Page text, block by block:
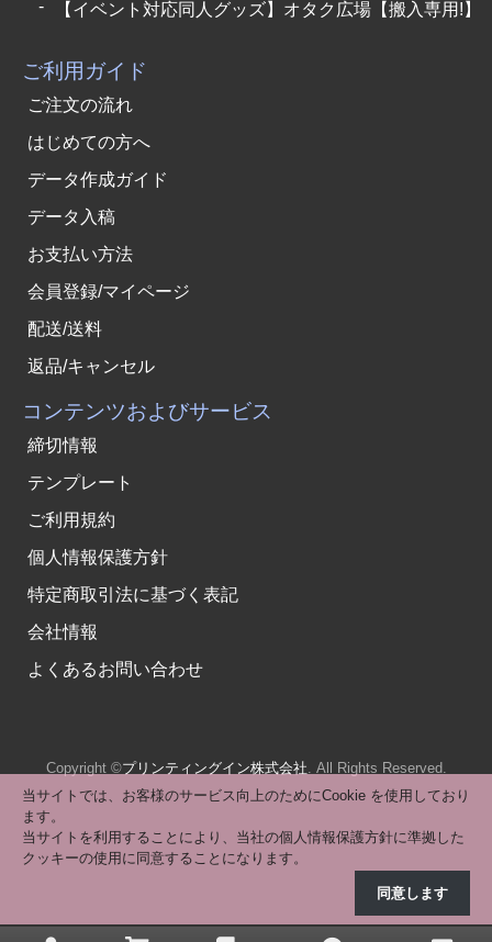
【イベント対応同人グッズ】オタク広場【搬入専用!】
ご利用ガイド
ご注文の流れ
はじめての方へ
データ作成ガイド
データ入稿
お支払い方法
会員登録/マイページ
配送/送料
返品/キャンセル
コンテンツおよびサービス
締切情報
テンプレート
ご利用規約
個人情報保護方針
特定商取引法に基づく表記
会社情報
よくあるお問い合わせ
当サイトでは、お客様のサービス向上のためにCookie を使用しており
ます。
当サイトを利用することにより、当社の個人情報保護方針に準拠した
クッキーの使用に同意することになります。
同意します
Copyright ©プリンティングイン株式会社. All Rights Reserved.